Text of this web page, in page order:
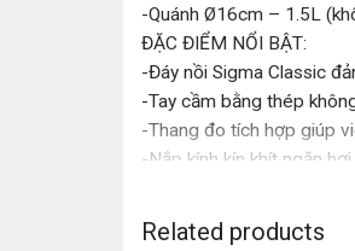
-Quánh Ø16cm – 1.5L
ĐẶC ĐIỂM NỔI BẬT:
-Đáy nồi Sigma Classic
-Tay cầm bằng thép
-Thang đo tích hợp giúp
-Nắp kính kín khít ngăn
-Phù hợp với mọi nguồn
Related products